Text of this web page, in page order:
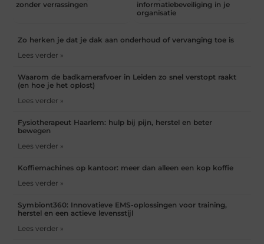
zonder verrassingen
informatiebeveiliging in je
organisatie
Zo herken je dat je dak aan onderhoud of vervanging toe is
Lees verder »
Waarom de badkamerafvoer in Leiden zo snel verstopt raakt
(en hoe je het oplost)
Lees verder »
Fysiotherapeut Haarlem: hulp bij pijn, herstel en beter
bewegen
Lees verder »
Koffiemachines op kantoor: meer dan alleen een kop koffie
Lees verder »
Symbiont360: Innovatieve EMS-oplossingen voor training,
herstel en een actieve levensstijl
Lees verder »